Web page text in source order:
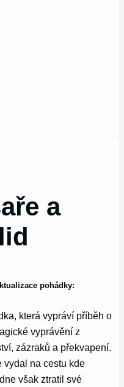
a
pohádky:
která vypráví příběh o
vyprávění z
zázraků a překvapení.
vydal na cestu kde
však ztratil své